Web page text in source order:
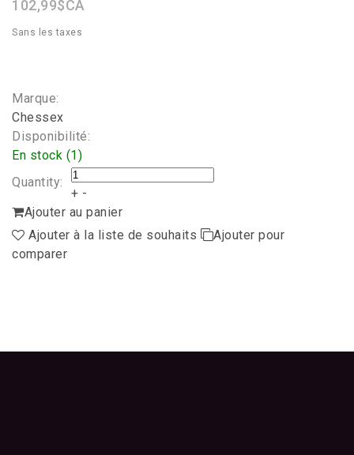
102,99$CA
Sans les taxes
Marque:
Chessex
Disponibilité:
En stock (1)
Quantity:
+ -
Ajouter au panier
Ajouter à la liste de souhaits
Ajouter pour
comparer